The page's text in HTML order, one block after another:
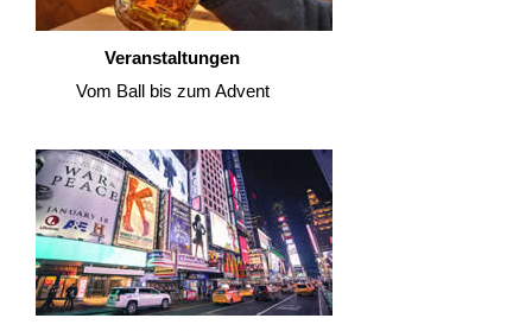
Veranstaltungen
Vom Ball bis zum Advent